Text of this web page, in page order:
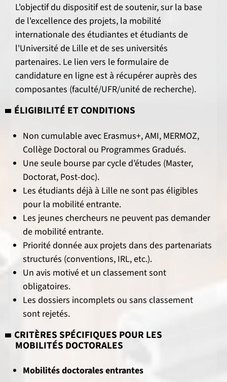
L'objectif du dispositif est de soutenir, sur la base
de l'excellence des projets, la mobilité
internationale des étudiantes et étudiants de
l'Université de Lille et de ses universités
partenaires. Le lien vers le formulaire de
candidature en ligne est à récupérer auprès des
composantes (faculté/UFR/unité de recherche).
ÉLIGIBILITÉ ET CONDITIONS
Non cumulable avec Erasmus+, AMI, MERMOZ,
Collège Doctoral ou Programmes Gradués.
Une seule bourse par cycle d’études (Master,
Doctorat, Post-doc).
Les étudiants déjà à Lille ne sont pas éligibles
pour la mobilité entrante.
Les jeunes chercheurs ne peuvent pas demander
de mobilité entrante.
Priorité donnée aux projets dans des partenariats
structurés (conventions, IRL, etc.).
Un avis motivé et un classement sont
obligatoires.
Les dossiers incomplets ou sans classement
sont rejetés.
CRITÈRES SPÉCIFIQUES POUR LES
MOBILITÉS DOCTORALES
Mobilités doctorales entrantes